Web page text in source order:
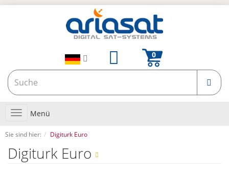
Toggle
navigation
Menü
Sie sind hier: Digiturk Euro
Digiturk Euro